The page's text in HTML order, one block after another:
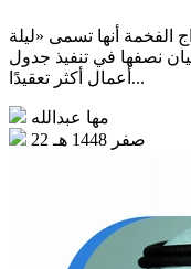
أنها تسمى «ليلة
نصفها في تنفيذ جدول
أعمال أكثر تعقيدًا...
مها عبدالله
22 صفر 1448 هـ